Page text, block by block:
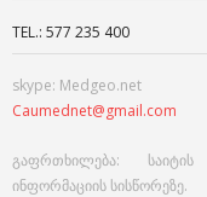
TEL.: 577 235 400
skype: Medgeo.net
Caumednet@gmail.com
გაფრთხილება: საიტის
ინფორმაციის სისწორეზე.